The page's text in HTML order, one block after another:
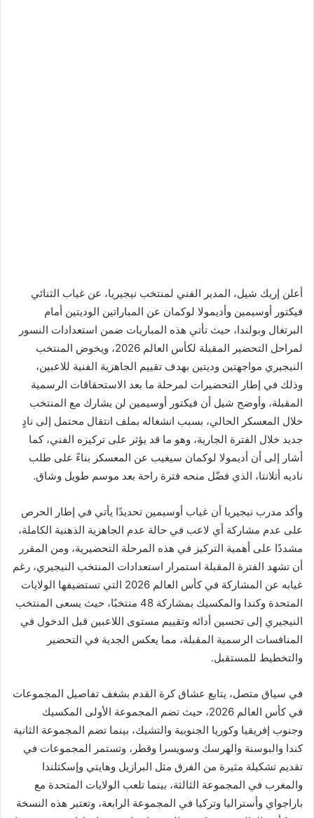
أعلن إريك شيل، المدير الفني لمنتخب نيجيريا، عن غياب الثنائي
فيكتور أوسيمين وأديمولا لوكمان عن المباراتين الوديتين أمام
البرتغال وبولندا، حيث تأتي هذه المباريات ضمن استعدادات النسور
لمراحل التحضير المقبلة لكأس العالم 2026، ويخوض المنتخب
النيجيري مواجهتين وديتين بهدف تقييم الجاهزية الفنية للاعبين،
وذلك في إطار التحضيرات لمرحلة ما بعد الاستحقاقات الرسمية
المقبلة، وأوضح شيل أن فيكتور أوسيمين لن يشارك مع المنتخب
خلال المعسكر الحالي، بسبب انشغاله بملف انتقال محتمل إلى نادٍ
جديد خلال الفترة الجارية، وهو ما قد يؤثر على تركيزه الفني، كما
أشار إلى أن أديمولا لوكمان سيغيب عن المعسكر بناءً على طلب
ناديه أتلانتا، الذي فضّل منحه فترة راحة بعد موسم طويل وشاق.
وأكد مدرب نيجيريا أن غياب أوسيمين تحديدًا يأتي في إطار الحرص
على عدم مشاركة أي لاعب في حالة عدم الجاهزية الذهنية الكاملة،
مشددًا على أهمية التركيز في هذه المرحلة التحضيرية، ومن المقرر
أن تشهد الفترة المقبلة استمرار استعدادات المنتخب النيجيري، رغم
غيابه عن المشاركة في كأس العالم 2026 التي تستضيفها الولايات
المتحدة وكندا والمكسيك بمشاركة 48 منتخبًا، حيث يسعى المنتخب
النيجيري إلى تحسين أدائه وتقييم مستوى اللاعبين قبل الدخول في
المنافسات الرسمية المقبلة، مما يعكس الجدية في التحضير
والتخطيط للمستقبل.
في سياق متصل، يتابع عشاق كرة القدم بشغف تفاصيل المجموعات
في كأس العالم 2026، حيث تضم المجموعة الأولى المكسيك
وجنوب إفريقيا وكوريا الجنوبية والتشيك، بينما تضم المجموعة الثانية
كندا والبوسنة والهرسك وسويسرا وقطر، وتستمر المجموعات في
تقديم تشكيلة مثيرة من الفرق مثل البرازيل وهايتي وإسكتلندا
والمغرب في المجموعة الثالثة، بينما تلعب الولايات المتحدة مع
باراجواي وأستراليا وتركيا في المجموعة الرابعة، وتعتبر هذه النسخة